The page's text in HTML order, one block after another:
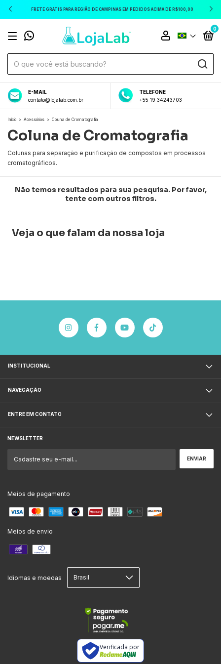
FRETE GRÁTIS PARA REGIÃO DE CAMPINAS EM PEDIDOS ACIMA DE R$100,00
0
E-MAIL
contato@lojalab.com.br
TELEFONE
+55 19 34243703
Início > Acessórios > Coluna de Cromatografia
Coluna de Cromatografia
Colunas para separação e purificação de compostos em processos
cromatográficos.
Não temos resultados para sua pesquisa. Por favor,
tente com outros filtros.
Veja o que falam da nossa loja
INSTITUCIONAL
NAVEGAÇÃO
ENTRE EM CONTATO
NEWSLETTER
Meios de pagamento
Meios de envio
Idiomas e moedas
Verificada por